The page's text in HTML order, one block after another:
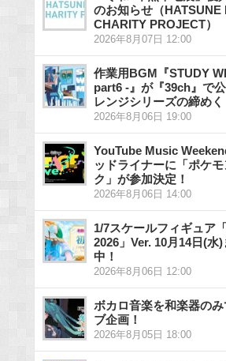
のお知らせ（HATSUNE
CHARITY PROJECT）
2026年8月07日 12:00
作業用BGM『STUDY
part6 -』が『39ch』で
レンジシリーズの締めく
2026年8月06日 19:00
YouTube Music
ッドライナーに「ポケ
ク」が参加決定！
2026年8月06日 14:00
1/7スケールフィギュア
2026」Ver. 10月14日(水
中！
2026年8月06日 12:00
ボカロ音楽を和楽器の
ブ企画！
2026年8月05日 18:00